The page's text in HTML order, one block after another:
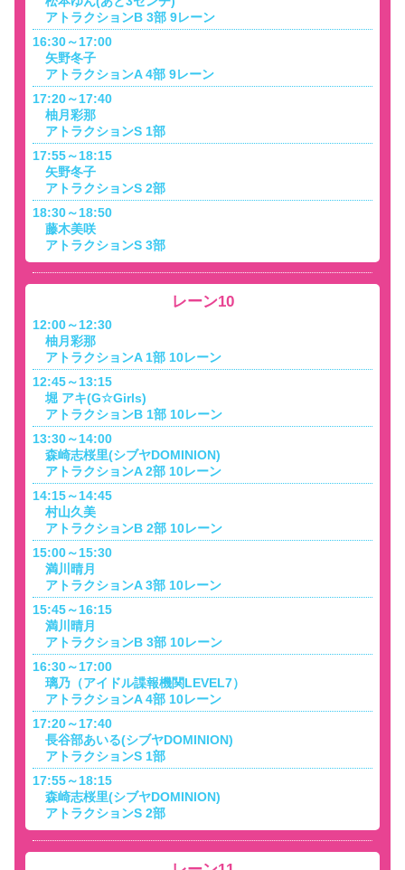
アトラクションB 3部 9レーン
16:30～17:00
矢野冬子
アトラクションA 4部 9レーン
17:20～17:40
柚月彩那
アトラクションS 1部
17:55～18:15
矢野冬子
アトラクションS 2部
18:30～18:50
藤木美咲
アトラクションS 3部
レーン10
12:00～12:30
柚月彩那
アトラクションA 1部 10レーン
12:45～13:15
堀 アキ(G☆Girls)
アトラクションB 1部 10レーン
13:30～14:00
森崎志桜里(シブヤDOMINION)
アトラクションA 2部 10レーン
14:15～14:45
村山久美
アトラクションB 2部 10レーン
15:00～15:30
満川晴月
アトラクションA 3部 10レーン
15:45～16:15
満川晴月
アトラクションB 3部 10レーン
16:30～17:00
璃乃（アイドル諜報機関LEVEL7）
アトラクションA 4部 10レーン
17:20～17:40
長谷部あいる(シブヤDOMINION)
アトラクションS 1部
17:55～18:15
森崎志桜里(シブヤDOMINION)
アトラクションS 2部